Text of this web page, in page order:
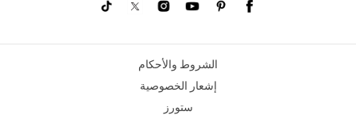
الشروط والأحكام
إشعار الخصوصية
ستورز